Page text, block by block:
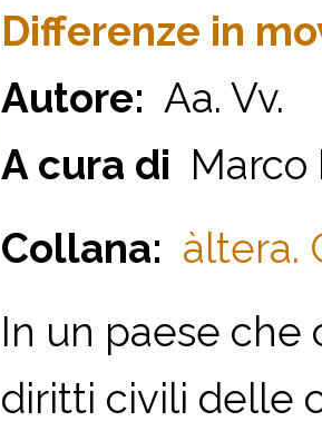
Differenze in
Autore: Aa. Vv.
A cura di Marco
Collana: àltera.
In un paese che
diritti civili delle